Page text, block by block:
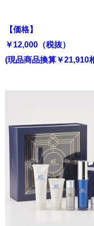
【価格】
￥12,000（税抜）
(現品商品換算￥21,910